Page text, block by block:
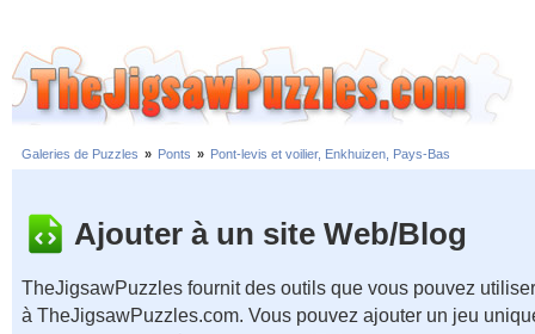
Galeries de Puzzles » Ponts » Pont-levis et voilier, Enkhuizen, Pays-Bas
Ajouter à un site Web/Blog
TheJigsawPuzzles fournit des outils que vous pouvez
à TheJigsawPuzzles.com. Vous pouvez ajouter un jeu